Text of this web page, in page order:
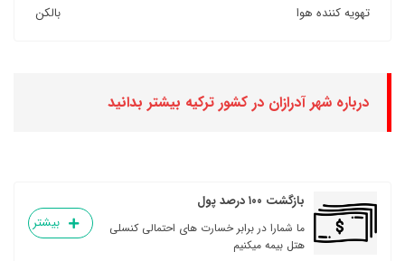
تهویه کننده هوا بالکن
درباره شهر آدرازان در کشور ترکیه بیشتر بدانید
بازگشت ۱۰۰ درصد پول
ما شمارا در برابر خسارت های احتمالی کنسلی
هتل بیمه میکنیم
بیشتر